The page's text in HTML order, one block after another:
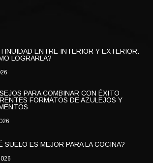
ENTRE INTERIOR Y EXTERIOR:
LOGRARLA?
PARA COMBINAR CON ÉXITO
FORMATOS DE AZULEJOS Y
SUELO ES MEJOR PARA LA COCINA?